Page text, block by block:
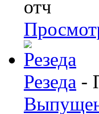
отч
Резеда -